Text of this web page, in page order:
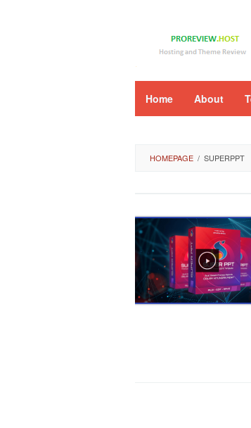
Home About
HOMEPAGE / SUPERPPT